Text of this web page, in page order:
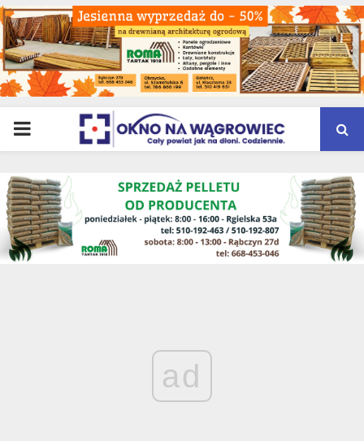
PRIMARY
MENU
ad